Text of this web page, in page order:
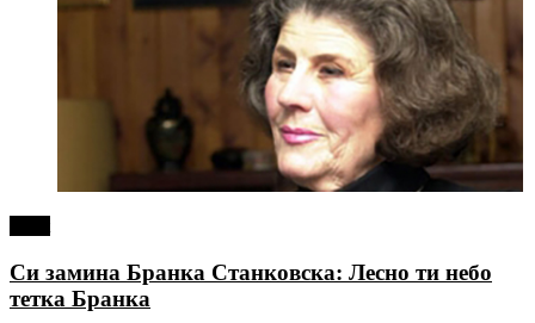
Си замина Бранка Станковска: Лесно ти небо
тетка Бранка